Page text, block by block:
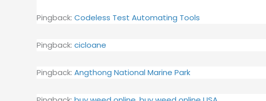
Pingback: Codeless Test Automating Tools
Pingback: cicloane
Pingback: Angthong National Marine Park